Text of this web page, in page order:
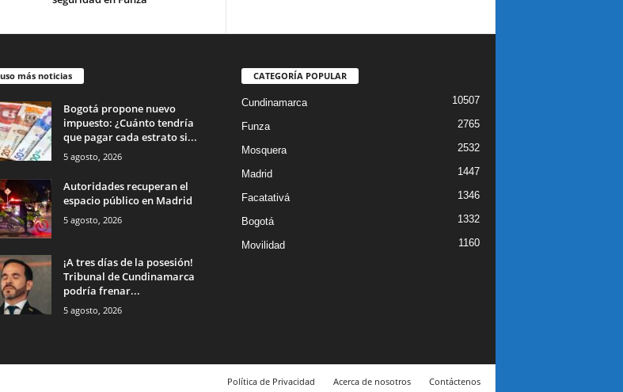
más noticias
Bogotá propone nuevo
impuesto: ¿Cuánto tendría
que pagar cada estrato si...
5 agosto, 2026
Autoridades recuperan el
espacio público en Madrid
5 agosto, 2026
¡A tres días de la posesión!
Tribunal de Cundinamarca
podría frenar...
5 agosto, 2026
CATEGORÍA POPULAR
Cundinamarca 10507
Funza 2765
Mosquera 2532
Madrid 1447
Facatativá 1346
Bogotá 1332
Movilidad 1160
Política de Privacidad Acerca de nosotros Contáctenos